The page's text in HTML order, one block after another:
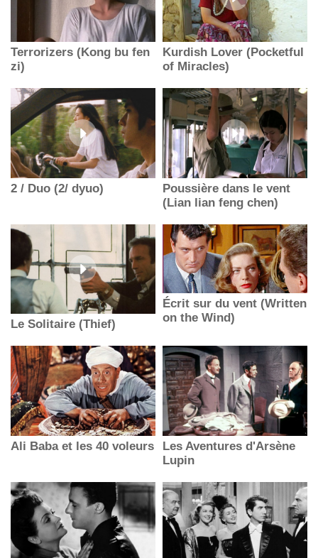
Terrorizers (Kong bu fen
zi)
Kurdish Lover (Pocketful
of Miracles)
2 / Duo (2/ dyuo)
Poussière dans le vent
(Lian lian feng chen)
Le Solitaire (Thief)
Écrit sur du vent (Written
on the Wind)
Ali Baba et les 40 voleurs
Les Aventures d'Arsène
Lupin